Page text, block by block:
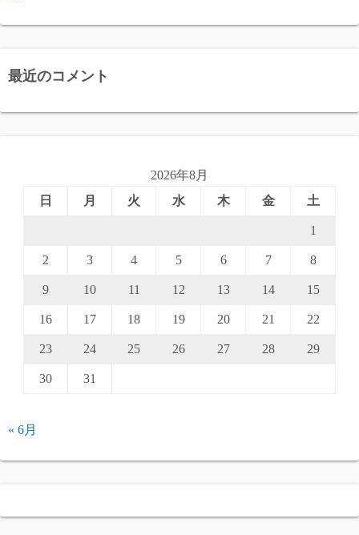
最近のコメント
2026年8月
日
月 火 水 木 金 土
1
2 3 4 5 6 7 8
9 10 11 12 13 14 15
16 17 18 19 20 21 22
23 24 25 26 27 28 29
30 31
« 6月